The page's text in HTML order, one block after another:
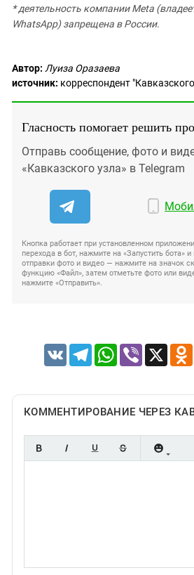
* деятельность компании Meta
WhatsApp) запрещена в России.
Автор: Луиза Оразаева
источник: корреспондент
Гласность помогает решить
Отправь сообщение, фото и
«Кавказского узла» в Telegram
Кнопка работает при установленном
перехода в бот, нажмите на «Запустить бота»
отправки фото и видео — нажмите на значок
функцию «Файл», затем отметьте фото или
нажмите «Отправить».
VK TelegramWhatsApp
Viber X
КОММЕНТИРОВАНИЕ ЧЕРЕЗ